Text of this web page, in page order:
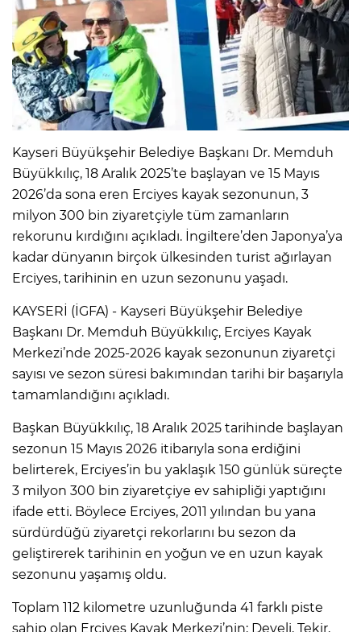
Kayseri Büyükşehir Belediye Başkanı Dr. Memduh
Büyükkılıç, 18 Aralık 2025’te başlayan ve 15 Mayıs
2026’da sona eren Erciyes kayak sezonunun, 3
milyon 300 bin ziyaretçiyle tüm zamanların
rekorunu kırdığını açıkladı. İngiltere’den Japonya’ya
kadar dünyanın birçok ülkesinden turist ağırlayan
Erciyes, tarihinin en uzun sezonunu yaşadı.
KAYSERİ (İGFA) - Kayseri Büyükşehir Belediye
Başkanı Dr. Memduh Büyükkılıç, Erciyes Kayak
Merkezi’nde 2025-2026 kayak sezonunun ziyaretçi
sayısı ve sezon süresi bakımından tarihi bir başarıyla
tamamlandığını açıkladı.
Başkan Büyükkılıç, 18 Aralık 2025 tarihinde başlayan
sezonun 15 Mayıs 2026 itibarıyla sona erdiğini
belirterek, Erciyes’in bu yaklaşık 150 günlük süreçte
3 milyon 300 bin ziyaretçiye ev sahipliği yaptığını
ifade etti. Böylece Erciyes, 2011 yılından bu yana
sürdürdüğü ziyaretçi rekorlarını bu sezon da
geliştirerek tarihinin en yoğun ve en uzun kayak
sezonunu yaşamış oldu.
Toplam 112 kilometre uzunluğunda 41 farklı piste
sahip olan Erciyes Kayak Merkezi’nin; Develi, Tekir,